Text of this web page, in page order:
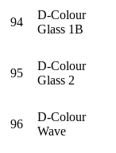
94
D-Colour
Glass 1B
95
D-Colour
Glass 2
96
D-Colour
Wave